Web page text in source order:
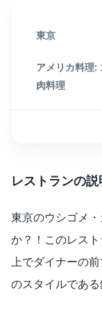
東京
アメリカ料理:
肉料理
レストランの説
東京のウシゴメ
か？！このレス
上でダイナーの
のスタイルである